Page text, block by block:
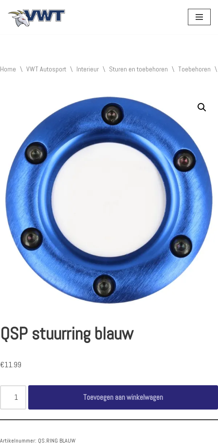
Home \ VWT Autosport \ Interieur \ Sturen en toebehoren \ Toebehoren \
QSP stuurring blauw
€11.99
Toevoegen aan winkelwagen
Artikelnummer: QS.RING BLAUW